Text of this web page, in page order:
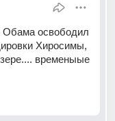
Обама освободил
Хиросимы,
временыые